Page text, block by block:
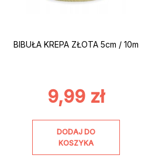
BIBUŁA KREPA ZŁOTA 5cm / 10m
9,99 zł
DODAJ DO
KOSZYKA